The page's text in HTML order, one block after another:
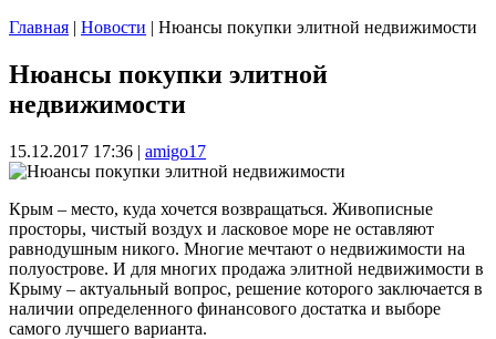
Главная | Новости | Нюансы покупки элитной недвижимости
Нюансы покупки элитной
недвижимости
15.12.2017 17:36 | amigo17
Крым – место, куда хочется возвращаться. Живописные
просторы, чистый воздух и ласковое море не оставляют
равнодушным никого. Многие мечтают о недвижимости на
полуострове. И для многих продажа элитной недвижимости в
Крыму – актуальный вопрос, решение которого заключается в
наличии определенного финансового достатка и выборе
самого лучшего варианта.